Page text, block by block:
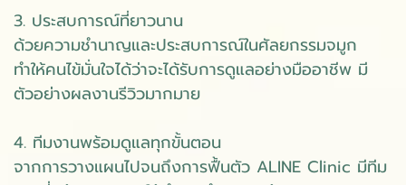
3. ประสบการณ์ที่ยาวนาน
ด้วยความชำนาญและประสบการณ์ในศัลยกรรมจมูก
ทำให้คนไข้มั่นใจได้ว่าจะได้รับการดูแลอย่างมืออาชีพ มี
ตัวอย่างผลงานรีวิวมากมาย
4. ทีมงานพร้อมดูแลทุกขั้นตอน
จากการวางแผนไปจนถึงการฟื้นตัว ALINE Clinic มีทีม